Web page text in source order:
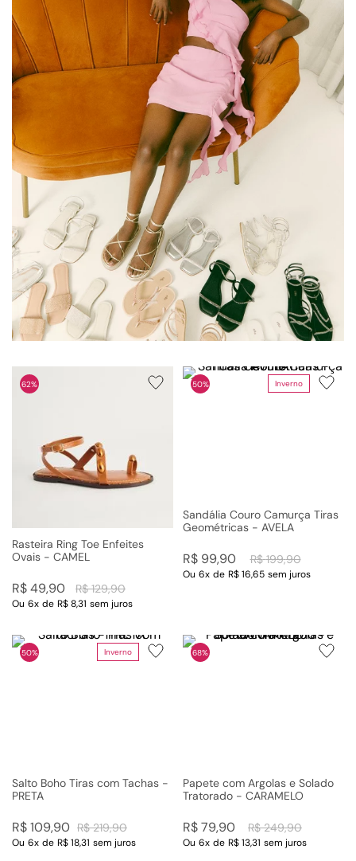
62%
Rasteira Ring Toe Enfeites
Ovais - CAMEL
R$ 129,90
R$49,90
Ou 6x de R$ 8,31 sem juros
Inverno
50%
Sandália Couro Camurça Tiras
Geométricas - AVELA
R$ 199,90
R$ 99,90
Ou 6x de R$ 16,65 sem juros
Inverno
50%
Salto Boho Tiras com Tachas -
PRETA
R$ 219,90
R$109,90
Ou 6x de R$ 18,31 sem juros
68%
Papete com Argolas e Solado
Tratorado - CARAMELO
R$ 249,90
R$79,90
Ou 6x de R$ 13,31 sem juros